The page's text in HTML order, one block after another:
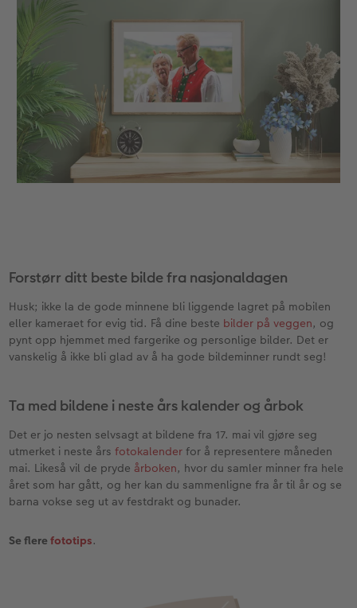
Forstørr ditt beste bilde fra nasjonaldagen
Husk; ikke la de gode minnene bli liggende lagret på mobilen
eller kameraet for evig tid. Få dine beste bilder på veggen, og
pynt opp hjemmet med fargerike og personlige bilder. Det er
vanskelig å ikke bli glad av å ha gode bildeminner rundt seg!
Ta med bildene i neste års kalender og årbok
Det er jo nesten selvsagt at bildene fra 17. mai vil gjøre seg
utmerket i neste årsfotokalender for å representere måneden
mai. Likeså vil de pryde årboken, hvor du samler minner fra hele
året som har gått, og her kan du sammenligne fra år til år og se
barna vokse seg ut av festdrakt og bunader.
Se flerefototips.